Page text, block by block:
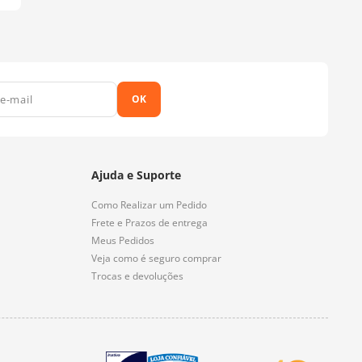
OK
Ajuda e Suporte
Como Realizar um Pedido
Frete e Prazos de entrega
Meus Pedidos
Veja como é seguro comprar
Trocas e devoluções